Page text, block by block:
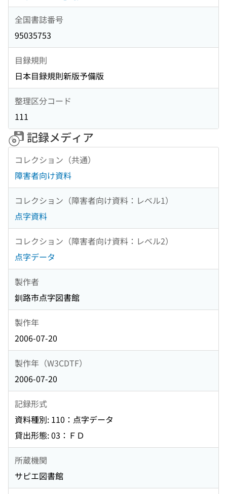
全国書誌番号
95035753
目録規則
日本目録規則新版予備版
整理区分コード
111
記録メディア
コレクション（共通）
障害者向け資料
コレクション（障害者向け資料：レベル1）
点字資料
コレクション（障害者向け資料：レベル2）
点字データ
製作者
釧路市点字図書館
製作年
2006-07-20
製作年（W3CDTF）
2006-07-20
記録形式
資料種別: 110：点字データ
貸出形態: 03：ＦＤ
所蔵機関
サピエ図書館